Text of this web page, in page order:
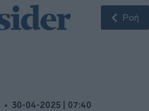
Ροή
30-04-2025 | 07:40